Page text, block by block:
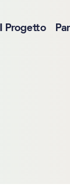
Il Progetto